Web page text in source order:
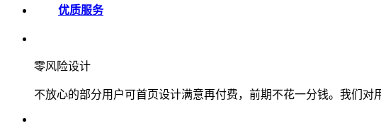
优质服务
零风险设计
不放心的部分用户可首页设计满意再付费，前期不花一分钱。我们对